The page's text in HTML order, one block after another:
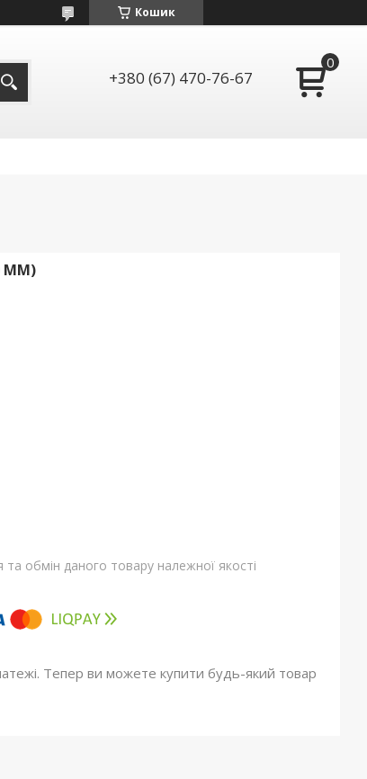
Кошик
+380 (67) 470-76-67
ММ)
обмін даного товару належної якості
Тепер ви можете купити будь-який товар